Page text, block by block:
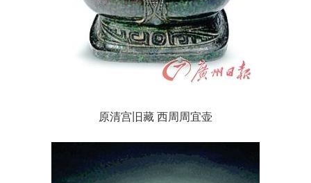
原清宫旧藏 西周周宜壶